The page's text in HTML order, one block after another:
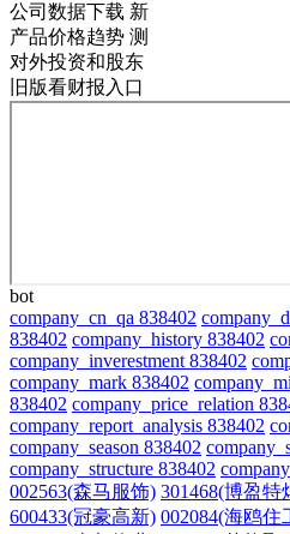
公司数据下载 新
产品价格趋势 测
对外投资和股东
旧版看财报入口
bot
company_cn_qa 838402
838402 company_history 838402
company_inverestment 838402
company_mark 838402
838402 company_price_relation
company_report_analysis 838402
company_season 838402
company_structure 838402
002563(森马服饰) 301468(博盈特
600433(冠豪高新) 002084(海鸥住